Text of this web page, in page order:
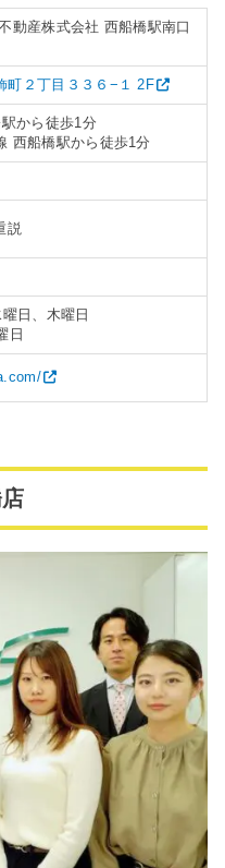
動産株式会社 西船橋駅南口
町２丁目３３６−１ 2F
から徒歩1分
西船橋駅から徒歩1分
説
日、木曜日
日